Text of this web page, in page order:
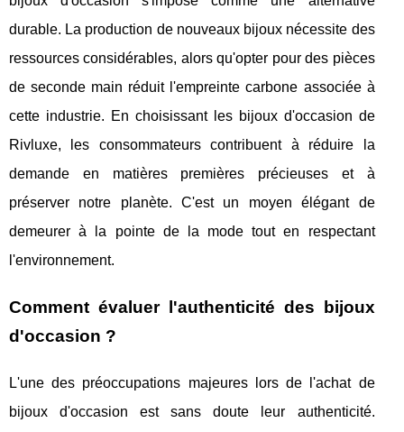
durable. La production de nouveaux bijoux nécessite des
ressources considérables, alors qu'opter pour des pièces
de seconde main réduit l'empreinte carbone associée à
cette industrie. En choisissant les bijoux d'occasion de
Rivluxe, les consommateurs contribuent à réduire la
demande en matières premières précieuses et à
préserver notre planète. C'est un moyen élégant de
demeurer à la pointe de la mode tout en respectant
l'environnement.
Comment évaluer l'authenticité des bijoux
d'occasion ?
L'une des préoccupations majeures lors de l'achat de
bijoux d'occasion est sans doute leur authenticité.